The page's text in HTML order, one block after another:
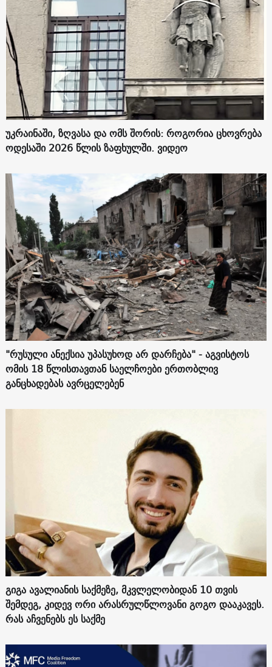
უკრაინაში, ზღვასა და ომს შორის: როგორია ცხოვრება
ოდესაში 2026 წლის ზაფხულში. ვიდეო
"რუსული ანექსია უპასუხოდ არ დარჩება" - აგვისტოს
ომის 18 წლისთავთან საელჩოები ერთობლივ
განცხადებას ავრცელებენ
გიგა ავალიანის საქმეზე, მკვლელობიდან 10 თვის
შემდეგ, კიდევ ორი არასრულწლოვანი გოგო დააკავეს.
რას აჩვენებს ეს საქმე